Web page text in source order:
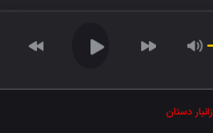
زانیار دستان